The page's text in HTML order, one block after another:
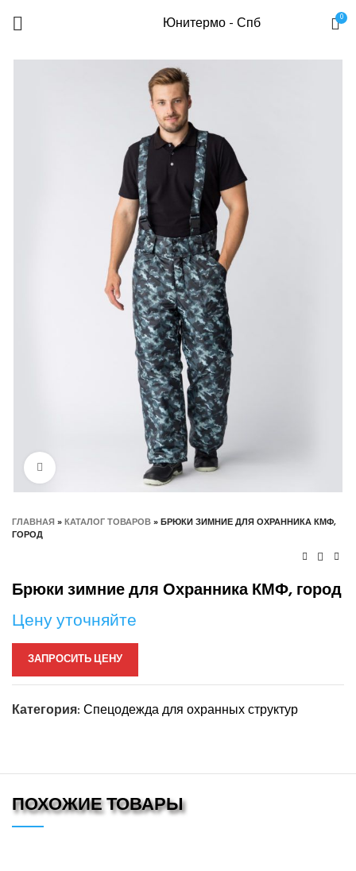
Юнитермо - Спб 0
Нажмите, чтобы увеличить
ГЛАВНАЯ»КАТАЛОГ ТОВАРОВ»БРЮКИ ЗИМНИЕ ДЛЯ ОХРАННИКА КМФ,
ГОРОД
Брюки зимние для Охранника КМФ, город
Цену уточняйте
ЗАПРОСИТЬ ЦЕНУ
Категория:Спецодежда для охранных структур
ПОХОЖИЕ ТОВАРЫ